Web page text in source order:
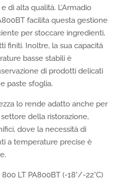
di alta qualità. L’Armadio
facilita questa gestione
per stoccare ingredienti,
finiti. Inoltre, la sua capacità
basse stabili è
di prodotti delicati
paste sfoglia.
lo rende adatto anche per
della ristorazione,
dove la necessità di
a temperature precise è
800 LT PA800BT (-18°/-22°C)